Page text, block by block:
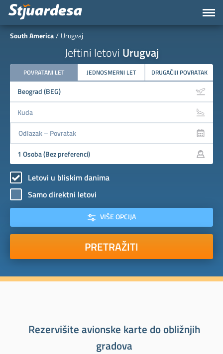
South America Urugvaj
Jeftini letovi Urugvaj
POVRATANI LET JEDNOSMERNI LET DRUGAČIJI POVRATAK
Letovi u bliskim danima
Samo direktni letovi
VIŠE OPCIJA
PRETRAŽITI
Rezervišite avionske karte do obližnjih
gradova